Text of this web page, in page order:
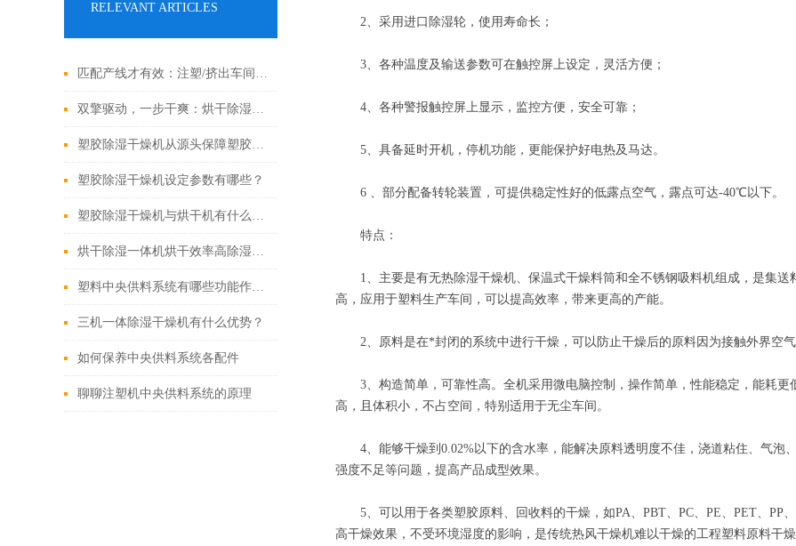
RELEVANT ARTICLES
匹配产线才有效：注塑/挤出车间中央供料系统选型策略与工艺校核
双擎驱动，一步干爽：烘干除湿一体机，高效能干燥的集成解决方案
塑胶除湿干燥机从源头保障塑胶制品品质
塑胶除湿干燥机设定参数有哪些？
塑胶除湿干燥机与烘干机有什么区别？
烘干除湿一体机烘干效率高除湿效果好
塑料中央供料系统有哪些功能作用？
三机一体除湿干燥机有什么优势？
如何保养中央供料系统各配件
聊聊注塑机中央供料系统的原理
2、采用进口除湿轮，使用寿命长；
3、各种温度及输送参数可在触控屏上设定，灵活方便；
4、各种警报触控屏上显示，监控方便，安全可靠；
5、具备延时开机，停机功能，更能保护好电热及马达。
6 、部分配备转轮装置，可提供稳定性好的低露点空气，露点可达-40℃以下。
特点：
1、主要是有无热除湿干燥机、保温式干燥料筒和全不锈钢吸料机组成，是集送
高，应用于塑料生产车间，可以提高效率，带来更高的产能。
2、原料是在*封闭的系统中进行干燥，可以防止干燥后的原料因为接触外界空气
3、构造简单，可靠性高。全机采用微电脑控制，操作简单，性能稳定，能耗更
高，且体积小，不占空间，特别适用于无尘车间。
4、能够干燥到0.02%以下的含水率，能解决原料透明度不佳，浇道粘住、气泡
强度不足等问题，提高产品成型效果。
5、可以用于各类塑胶原料、回收料的干燥，如PA、PBT、PC、PE、PET、PP
高干燥效果，不受环境湿度的影响，是传统热风干燥机难以干燥的工程塑料原料干燥